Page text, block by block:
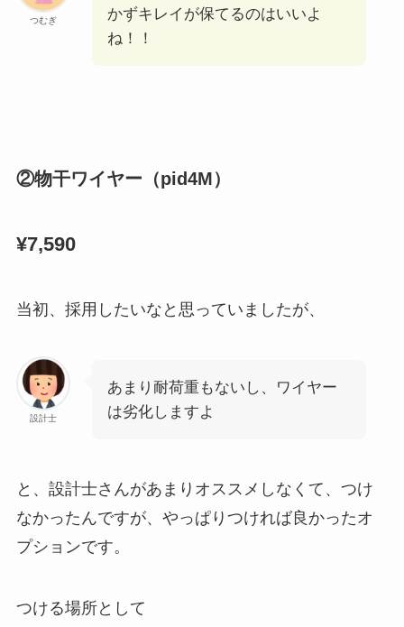
つむぎ
かずキレイが保てるのはいいよ
ね！！
②物干ワイヤー（pid4M）
¥7,590
当初、採用したいなと思っていましたが、
設計士
あまり耐荷重もないし、ワイヤー
は劣化しますよ
と、設計士さんがあまりオススメしなくて、つけ
なかったんですが、やっぱりつければ良かったオ
プションです。
つける場所として